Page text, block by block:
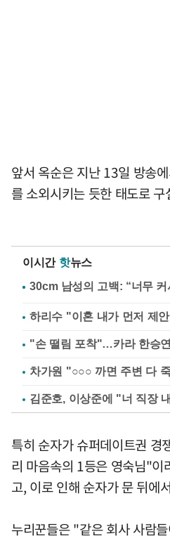
앞서 옥순은 지난 13일 방송
를 소외시키는 듯한 태도로 구
이시간 핫뉴스
하리수 "이혼 내가 먼저 제
"손 떨림 포착"…카라 한승
차가원 "○○○ 까면 주변 다
김준호, 이상준에 "너 직장
특히 순자가 슈퍼데이트권 경
리 마음속의 1등은 영숙님"이
고, 이로 인해 순자가 문 뒤에
누리꾼들은 "같은 회사 사람